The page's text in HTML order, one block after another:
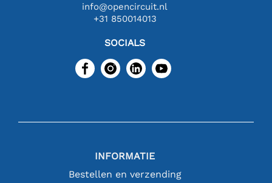
info@opencircuit.nl
+31 850014013
SOCIALS
INFORMATIE
Bestellen en verzending